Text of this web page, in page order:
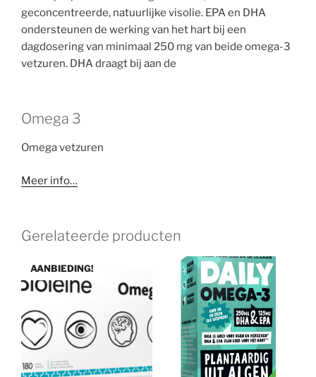
geconcentreerde, natuurlijke visolie. EPA en DHA
ondersteunen de werking van het hart bij een
dagdosering van minimaal 250 mg van beide omega-3
vetzuren. DHA draagt bij aan de
Omega 3
Omega vetzuren
Meer info…
Gerelateerde producten
AANBIEDING!